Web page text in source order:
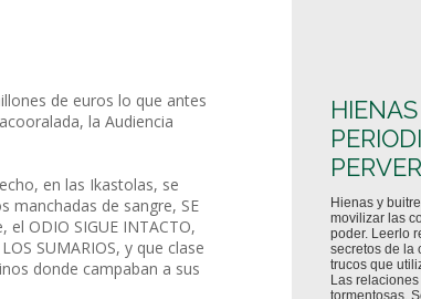
de euros lo que antes
la Audiencia
en las Ikastolas, se
manchadas de sangre, SE
el ODIO SIGUE INTACTO,
SUMARIOS, y que clase
donde campaban a sus
Hienas y
movilizar las
poder. Leerlo
secretos de la
trucos que
Las
tormentosas.